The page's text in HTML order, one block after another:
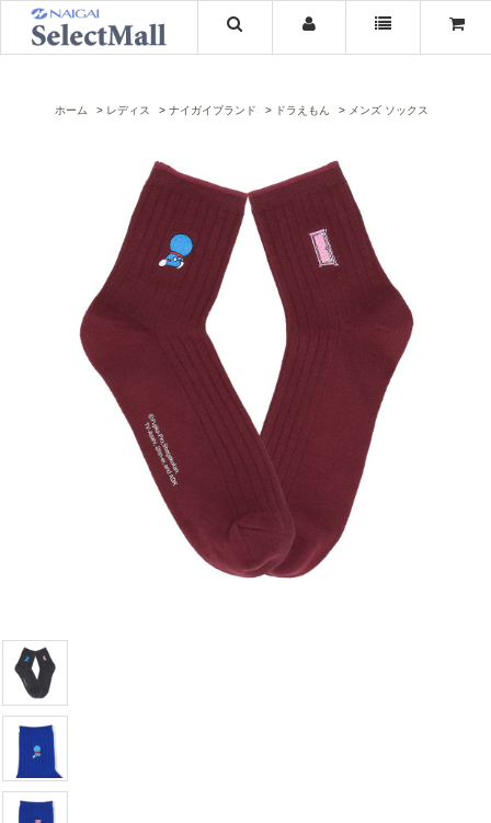
ホーム レディス ナイガイブランド ドラえもん メンズ ソックス